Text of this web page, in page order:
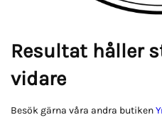
Resultat håller
vidare
Besök gärna våra andra butiken